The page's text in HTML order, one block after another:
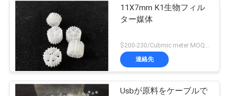
11X7mm K1生物フィル
ター媒体
連絡先
Usbが原料をケーブルで